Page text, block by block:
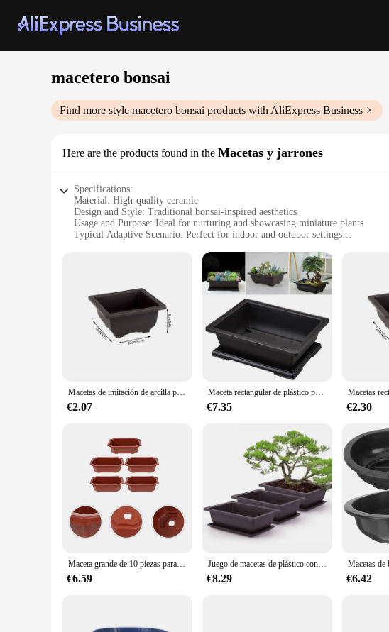
macetero bonsai
Find more style macetero bonsai products with AliExpress Business
Here are the products found in the Macetas y jarrones
Specifications:
Material: High-quality ceramic
Design and Style: Traditional bonsai-inspired aesthetics
Usage and Purpose: Ideal for nurturing and showcasing miniature plants
Typical Adaptive Scenario: Perfect for indoor and outdoor settings
Performance and Property: Durable, ensuring long-lasting plant care
|Wholesale|Vendors|
**Elegant Craftsmanship for Plant Enthusiasts**
The macetero bonsai is a testament to the harmonious blend of
traditional bonsai-inspired design not only adds a touch of elegance to your
beginner, this macetero bonsai is an excellent choice for anyone looking to
These maceteros are versatile and adaptable, making them suitable for a
designed to adapt to various environments. Their lightweight nature makes
**A Gift That Grows with Time**
Looking for a thoughtful gift for a plant lover? These maceteros are not
making them an excellent choice for gifting. Whether you're looking to
between the giver and the recipient. Their timeless design ensures that
Macetas de imitación de arcilla púrpura, macetas de plantas suculentas, jardín al aire libre, paisaje, bonsái, bandejas, macetero cuadrado Rectangular
€2.07
Maceta rectangular de plástico para bonsái, contenedor de jardín para balcón, suministros de jardín, maceta de flores de imitación de plástico antiguo, 1 unidad
€7.35 €2.30
Maceta grande de 10 piezas para el hogar, Kit de macetas de bonsái, árbol reutilizable, planta de interior, plantación de plástico al aire libre, suculentas
€6.59
Juego de macetas de plástico con bandeja para plantas, juego de macetas cuadradas de entrenamiento para suculentas, bonsái, 5 unidades
€8.29 €6.42